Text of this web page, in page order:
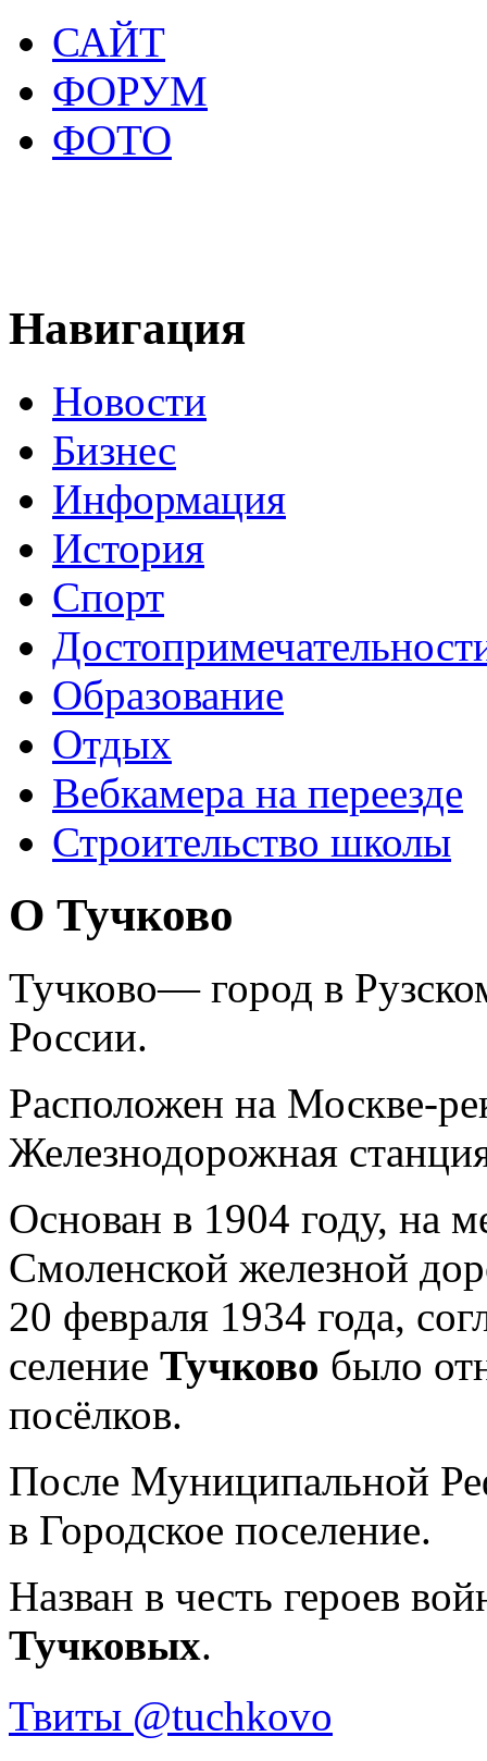
САЙТ
ФОРУМ
ФОТО
Навигация
Новости
Бизнес
Информация
История
Спорт
Образование
Отдых
Вебкамера на переезде
Строительство школы
О Тучково
Тучково— город в
России.
Расположен на Москве-
Железнодорожная
Основан в 1904 году, на
Смоленской железной
20 февраля 1934 года,
селение Тучково было
посёлков.
После Муниципальной
в Городское поселение.
Назван в честь героев
Тучковых.
Твиты @tuchkovo